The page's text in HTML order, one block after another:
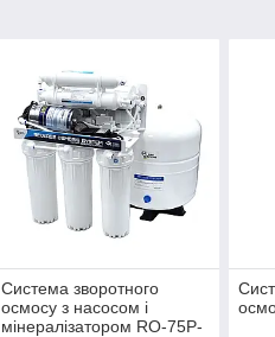
Система зворотного
осмосу з насосом і
мінералізатором RO-75P-